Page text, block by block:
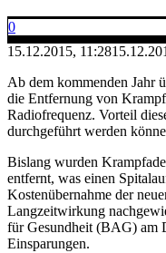
0
15.12.2015, 11:28
Ab dem kommenden Jahr
die Entfernung von
Radiofrequenz. Vorteil
durchgeführt werden
Bislang wurden
entfernt, was einen
Kostenübernahme der
Langzeitwirkung
für Gesundheit (BAG) am
Einsparungen.